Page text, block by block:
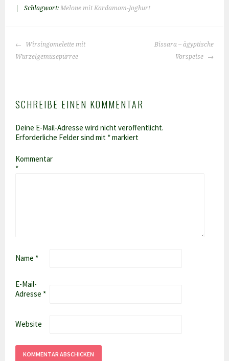
Schlagwort:Melone mit Kardamom-Joghurt
BEITRAGS-
NAVIGATION
Wirsingomelette mit
Wurzelgemüsepürree
Bissara – ägyptische
Vorspeise
SCHREIBE EINEN KOMMENTAR
Deine E-Mail-Adresse wird nicht veröffentlicht.
Erforderliche Felder sind mit *markiert
Kommentar
*
Name *
E-Mail-
Adresse *
Website